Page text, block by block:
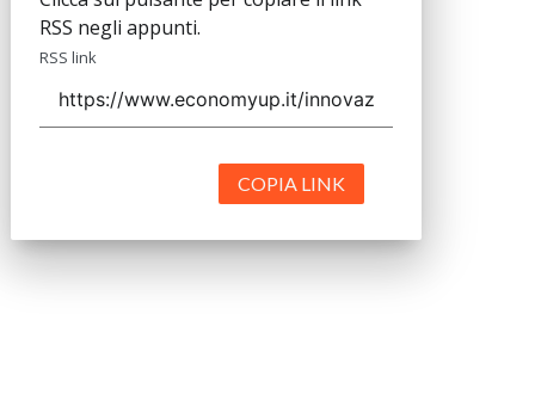
RSS negli appunti.
RSS link
COPIA LINK